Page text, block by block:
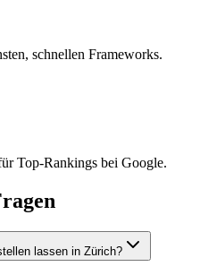
schnellen Frameworks.
Top-Rankings bei Google.
lassen in Zürich?